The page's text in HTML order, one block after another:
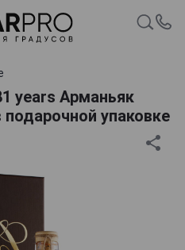
years Арманьяк
упаковке